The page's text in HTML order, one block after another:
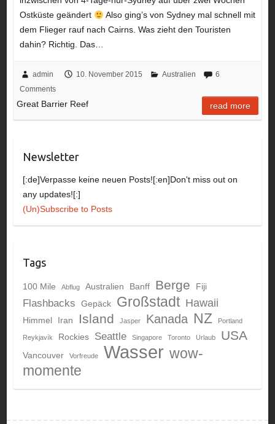
Ostküste geändert
Also ging’s von Sydney mal schnell mit
dem Flieger rauf nach Cairns. Was zieht den Touristen
dahin? Richtig. Das…
admin 10. November 2015 Australien
6
Comments
Great Barrier Reef read more
Newsletter
[:de]Verpasse keine neuen Posts![:en]Don't miss out on
any updates![:]
(Un)Subscribe to Posts
Tags
100 Mile Abflug Australien Banff Berge Fiji
Flashbacks Gepäck Großstadt Hawaii
Himmel Iran Island Jasper Kanada NZ Portland
Reykjavík Rockies Seattle Singapore Toronto Urlaub USA
Vancouver Vorfreude Wasser wow-
momente